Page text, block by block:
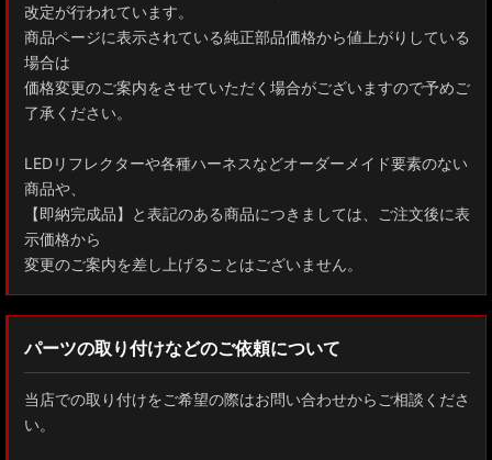
改定が行われています。
商品ページに表示されている純正部品価格から値上がりしている
場合は
価格変更のご案内をさせていただく場合がございますので予めご
了承ください。
LEDリフレクターや各種ハーネスなどオーダーメイド要素のない
商品や、
【即納完成品】と表記のある商品につきましては、ご注文後に表
示価格から
変更のご案内を差し上げることはございません。
パーツの取り付けなどのご依頼について
当店での取り付けをご希望の際はお問い合わせからご相談くださ
い。